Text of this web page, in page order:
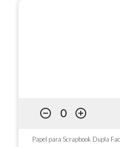
Papel para Scrapbook Dupla